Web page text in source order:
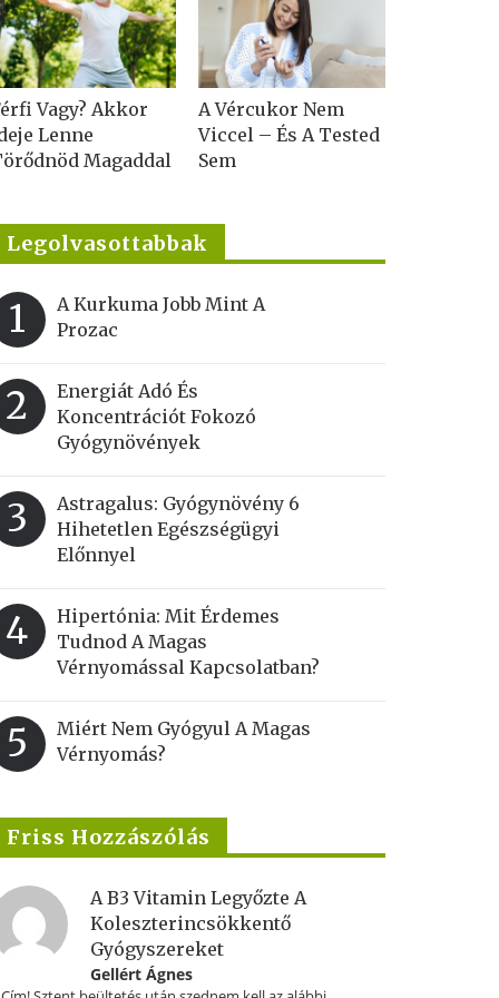
Vagy? Akkor
Lenne
Magaddal
A Vércukor Nem
Viccel – És A Tested
Sem
Legolvasottabbak
1
A Kurkuma Jobb Mint A
Prozac
2
Energiát Adó És
Koncentrációt Fokozó
Gyógynövények
3
Astragalus: Gyógynövény 6
Hihetetlen Egészségügyi
Előnnyel
4
Hipertónia: Mit Érdemes
Tudnod A Magas
Vérnyomással Kapcsolatban?
5
Miért Nem Gyógyul A Magas
Vérnyomás?
Friss Hozzászólás
A B3 Vitamin Legyőzte A
Koleszterincsökkentő
Gyógyszereket
Gellért Ágnes